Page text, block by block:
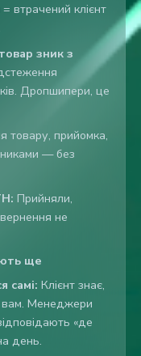
втрачений клієнт
зник з
Дропшипери, це
товару, прийомка,
— без
Прийняли,
не
ще
самі: Клієнт знає,
вам. Менеджери
«де
день.